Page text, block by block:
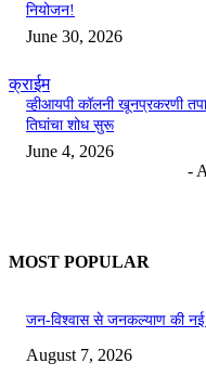
नियोजन!
June 30, 2026
क्राईम
व्हीआयपी कॉलनी खूनप्रकरणी
तिघांचा शोध सुरू
June 4, 2026
-
MOST POPULAR
जन-विश्वास से जनकल्याण की नई
August 7, 2026